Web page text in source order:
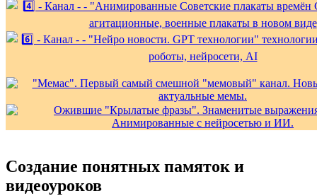
Создание понятных памяток и
видеоуроков